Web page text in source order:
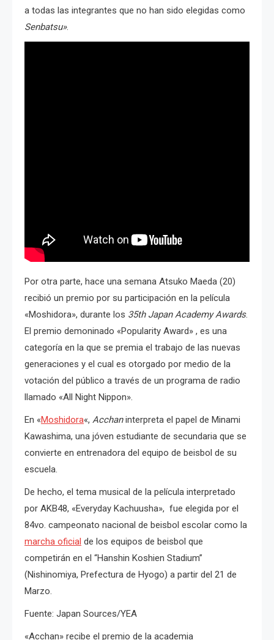
a todas las integrantes que no han sido elegidas como
Senbatsu».
Por otra parte, hace una semana Atsuko Maeda (20)
recibió un premio por su participación en la película
«Moshidora», durante los 35th Japan Academy Awards.
El premio demoninado «Popularity Award» , es una
categoría en la que se premia el trabajo de las nuevas
generaciones y el cual es otorgado por medio de la
votación del público a través de un programa de radio
llamado «All Night Nippon».
En «Moshidora«, Acchaninterpreta el papel de Minami
Kawashima, una jóven estudiante de secundaria que se
convierte en entrenadora del equipo de beisbol de su
escuela.
De hecho, el tema musical de la película interpretado
por AKB48, «Everyday Kachuusha», fue elegida por el
84vo. campeonato nacional de beisbol escolar como la
marcha oficial de los equipos de beisbol que
competirán en el “Hanshin Koshien Stadium”
(Nishinomiya, Prefectura de Hyogo) a partir del 21 de
Marzo.
Fuente: Japan Sources/YEA
«Acchan» recibe el premio de la academia